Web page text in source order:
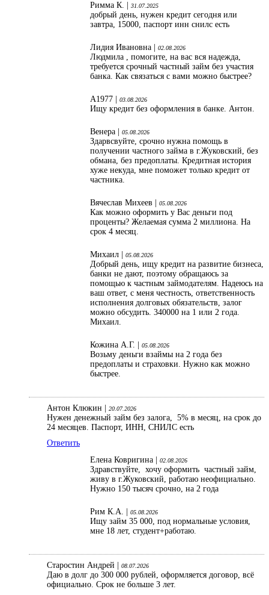
Римма К. | 31.07.2025
добрый день, нужен кредит сегодня или
завтра, 15000, паспорт инн снилс есть
Лидия Ивановна | 02.08.2026
Людмила , помогите, на вас вся надежда,
требуется срочный частный займ без участия
банка. Как связаться с вами можно быстрее?
А1977 | 03.08.2026
Ищу кредит без оформления в банке. Антон.
Венера | 05.08.2026
Здарвсвуйте, срочно нужна помощь в
получении частного займа в г.Жуковский, без
обмана, без предоплаты. Кредитная история
хуже некуда, мне поможет только кредит от
частника.
Вячеслав Михеев | 05.08.2026
Как можно оформить у Вас деньги под
проценты? Желаемая сумма 2 миллиона. На
срок 4 месяц.
Михаил | 05.08.2026
Добрый день, ищу кредит на развитие бизнеса,
банки не дают, поэтому обращаюсь за
помощью к частным займодателям. Надеюсь на
ваш ответ, с меня честность, ответственность
исполнения долговых обязательств, залог
можно обсудить. 340000 на 1 или 2 года.
Михаил.
Кожина А.Г. | 05.08.2026
Возьму деньги взаймы на 2 года без
предоплаты и страховки. Нужно как можно
быстрее.
Антон Клюкин | 20.07.2026
Нужен денежный займ без залога, 5% в месяц, на срок до
24 месяцев. Паспорт, ИНН, СНИЛС есть
Ответить
Елена Ковригина |
02.08.2026
Здравствуйте, хочу оформить частный займ,
живу в г.Жуковский, работаю неофициально.
Нужно 150 тысяч срочно, на 2 года
Рим К.А. | 05.08.2026
Ищу займ 35 000, под нормальные условия,
мне 18 лет, студент+работаю.
Старостин Андрей | 08.07.2026
Даю в долг до 300 000 рублей, оформляется договор, всё
официально. Срок не больше 3 лет.